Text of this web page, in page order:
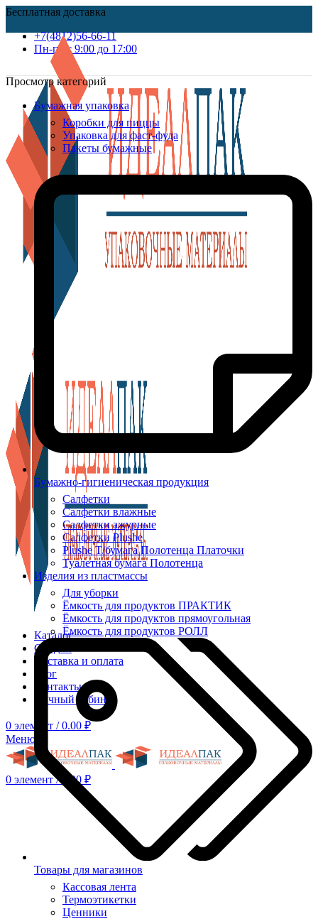
Бесплатная доставка
+7(4812)56-66-11
Пн-пт c 9:00 до 17:00
Каталог
Скидки
Доставка и оплата
Блог
Контакты
Личный кабинет
0 элемент / 0.00 ₽
Меню
0 элемент / 0.00 ₽
Просмотр категорий
Бумажная упаковка
Коробки для пиццы
Упаковка для фаст-фуда
Пакеты бумажные
Бумажно-гигиеническая продукция
Салфетки
Салфетки влажные
Салфетки ажурные
Салфетки Plushe
Plushe Т/бумага Полотенца Платочки
Туалетная бумага Полотенца
Изделия из пластмассы
Для уборки
Ёмкость для продуктов ПРАКТИК
Ёмкость для продуктов прямоугольная
Ёмкость для продуктов РОЛЛ
Товары для магазинов
Кассовая лента
Термоэтикетки
Ценники